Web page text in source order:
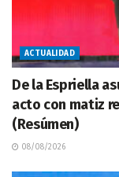
ACTUALIDAD
De la Espriella
acto con matiz
(Resúmen)
08/08/2026